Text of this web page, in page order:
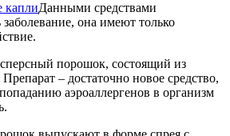
Данными средствами
она имеют только
порошок, состоящий из
– достаточно новое средство,
аэроаллергенов в организм